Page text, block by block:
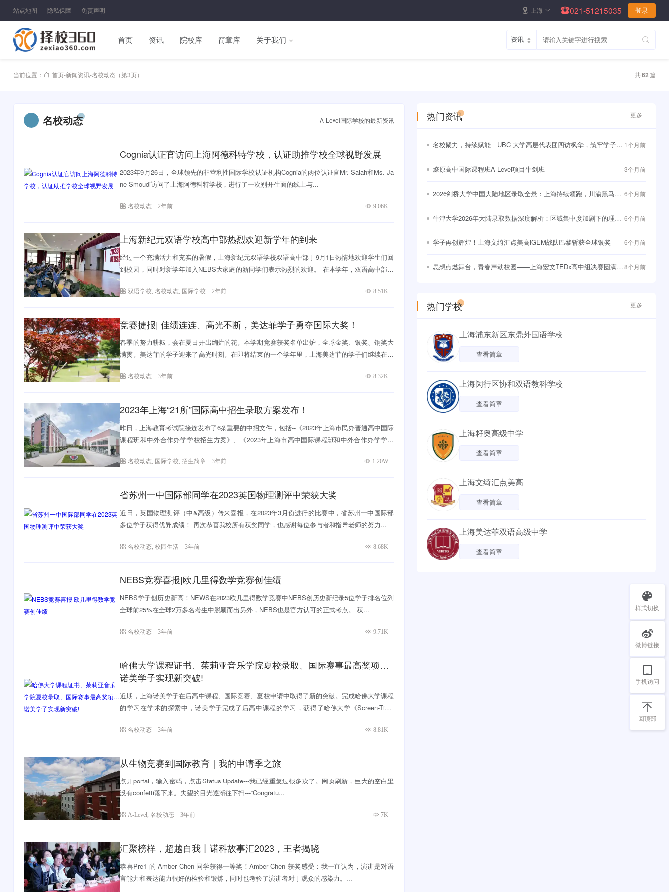
站点地图 隐私保障 免责声明 上海 021-51215035 登录
首页 资讯 院校库 简章库 关于我们
当前位置： 首页-新闻资讯-名校动态 （第3页） 共62篇
名校动态 A-Level国际学校的最新资讯
Cognia认证官访问上海阿德科特学校，认证助推学校全球视野发展
2023年9月26日，全球领先的非营利性国际学校认证机构Cognia的两位认证官Mr. Salah和Ms. Ja
ne Smoudi访问了上海阿德科特学校，进行了一次别开生面的线上与...
名校动态 2年前 9.06K
上海新纪元双语学校高中部热烈欢迎新学年的到来
经过一个充满活力和充实的暑假，上海新纪元双语学校双语高中部于9月1日热情地欢迎学生们回
到校园，同时对新学年加入NEBS大家庭的新同学们表示热烈的欢迎。 在本学年，双语高中部致
双语学校 ,名校动态 国际学校 2年前 8.51K
竞赛捷报| 佳绩连连、高光不断，美达菲学子勇夺国际大奖！
春季的努力耕耘，会在夏日开出绚烂的花。本学期竞赛获奖名单出炉，全球金奖、银奖、铜奖大
满贯。美达菲的学子迎来了高光时刻。在即将结束的一个学年里，上海美达菲的学子们继续在国
名校动态 3年前 8.32K
2023年上海“21所”国际高中招生录取方案发布！
昨日，上海教育考试院接连发布了6条重要的中招文件，包括--《2023年上海市民办普通高中国际
课程班和中外合作办学学校招生方案》、《2023年上海市高中国际课程班和中外合作办学学校
名校动态 国际学校 ,招生简章 3年前 1.20W
省苏州一中国际部同学在2023英国物理测评中荣获大奖
近日，英国物理测评（中&高级）传来喜报，在2023年3月份进行的比赛中，省苏州一中国际部
多位学子获得优异成绩！️ 再次恭喜我校所有获奖同学，也感谢每位参与者和指导老师的努力...
名校动态 ,校园生活 3年前 8.68K
NEBS竞赛喜报|欧几里得数学竞赛创佳绩
NEBS学子创历史新高！NEWS在2023欧几里得数学竞赛中NEBS创历史新纪录5位学子排名位列
全球前25%在全球2万多名考生中脱颖而出另外，NEBS也是官方认可的正式考点。 ️获...
名校动态 3年前 9.71K
哈佛大学课程证书、茱莉亚音乐学院夏校录取、国际赛事最高奖项…
诺美学子实现新突破!
近期，上海诺美学子在后高中课程、国际竞赛、夏校申请中取得了新的突破。完成哈佛大学课程
的学习在学术的探索中，诺美学子完成了后高中课程的学习，获得了哈佛大学《Screen-Time
名校动态 3年前 8.81K
从生物竞赛到国际教育｜我的申请季之旅
点开portal，输入密码，点击Status Update---我已经重复过很多次了。网页刷新，巨大的空白里
没有confetti落下来。失望的目光逐渐往下扫---“Congratu...
A-Level ,名校动态 3年前 7K
汇聚榜样，超越自我丨诺科故事汇2023，王者揭晓
恭喜Pre1 的 Amber Chen 同学获得一等奖！Amber Chen 获奖感受：我一直认为，演讲是对语
言能力和表达能力很好的检验和锻炼，同时也考验了演讲者对于观众的感染力。...
热门资讯
名校聚力，持续赋能｜UBC 大学高层代表团四访枫华，筑牢学子直 1个月前
燎原高中国际课程班A-Level项目牛剑班 3个月前
2026剑桥大学中国大陆地区录取全景：上海持续领跑，川渝黑马频 6个月前
牛津大学2026年大陆录取数据深度解析：区域集中度加剧下的理性 6个月前
学子再创辉煌！上海文绮汇点美高iGEM战队巴黎斩获全球银奖 6个月前
思想点燃舞台，青春声动校园——上海宏文TEDx高中组决赛圆满落8个月前
更多+
热门学校
上海浦东新区东鼎外国语学校
查看简章
上海闵行区协和双语教科学校
查看简章
上海籽奥高级中学
查看简章
上海文绮汇点美高
查看简章
上海美达菲双语高级中学
查看简章
更多+
样式切换
微博链接
手机访问
回顶部